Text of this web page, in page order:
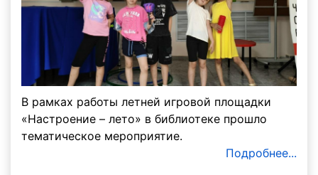
В рамках работы летней игровой площадки
«Настроение – лето» в библиотеке прошло
тематическое мероприятие.
Подробнее...